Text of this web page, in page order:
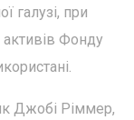
галузі, при
Фонду
Джобі Ріммер,